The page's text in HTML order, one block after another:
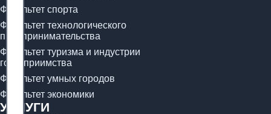
Факультет спорта
Факультет технологического
предпринимательства
Факультет туризма и индустрии
гостеприимства
Факультет умных городов
Факультет экономики
УСЛУГИ